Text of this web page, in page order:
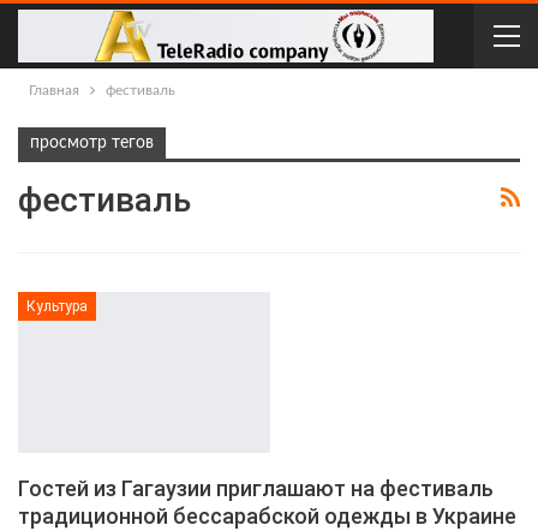
Главная фестиваль
просмотр тегов
фестиваль
Культура
Гостей из Гагаузии приглашают на фестиваль
традиционной бессарабской одежды в Украине